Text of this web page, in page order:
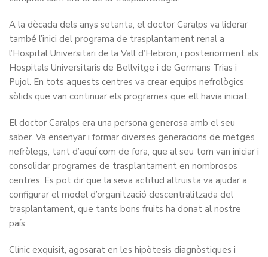
A la dècada dels anys setanta, el doctor Caralps va liderar
també l’inici del programa de trasplantament renal a
l’Hospital Universitari de la Vall d’Hebron, i posteriorment als
Hospitals Universitaris de Bellvitge i de Germans Trias i
Pujol. En tots aquests centres va crear equips nefrològics
sòlids que van continuar els programes que ell havia iniciat.
El doctor Caralps era una persona generosa amb el seu
saber. Va ensenyar i formar diverses generacions de metges
nefròlegs, tant d’aquí com de fora, que al seu torn van iniciar i
consolidar programes de trasplantament en nombrosos
centres. Es pot dir que la seva actitud altruista va ajudar a
configurar el model d’organització descentralitzada del
trasplantament, que tants bons fruits ha donat al nostre
país.
Clínic exquisit, agosarat en les hipòtesis diagnòstiques i